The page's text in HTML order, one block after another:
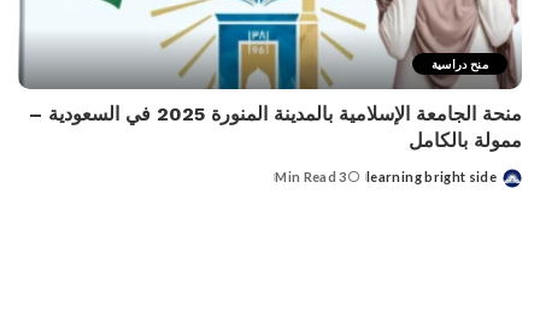
منح دراسية
منحة الجامعة الإسلامية بالمدينة المنورة 2025 في السعودية –
ممولة بالكامل
Posted
learning bright side
3 Min Read